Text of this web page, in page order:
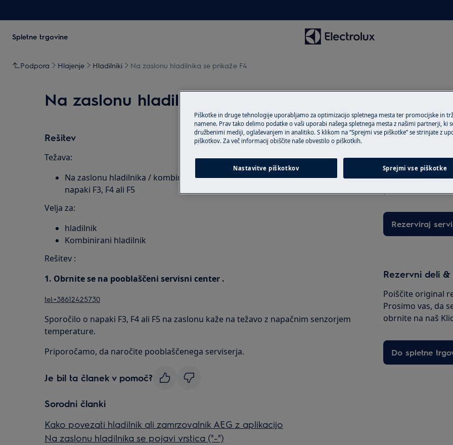
Spletne trgovine
Podpora Hlajenje Hladilniki Na zaslonu hladilnika se prikaže F4
Na zaslonu hladilnika se prikaže F4
Rešitev
Težava:
Na zaslonu hladilnika / kombiniranega hladilnika se prikaže sporočilo o
napaki F3, F4 ali F5
Velja za:
hladilnik
Kombinirani hladilnik
Rešitev :
1. Obrnite se na pooblaščeni servisni center .
tel:+38612425730
Sporočilo o napaki F3, F4 ali F5 na zaslonu kaže na težavo z napačnim senzorjem
temperature.
Priporočamo, da naročite pooblaščenega serviserja.
Je bil ta članek v pomoč?
Sorodni članki
Kako povezati hladilnik ali zamrzovalnik AEG z aplikacijo
Na zaslonu hladilnika se pojavi vrstica ("-")
Ali imate težavo,
Dogovorite se za
Rezerviraj
Rezervni deli
Poiščite original
Prosimo vas, da
obrnite na naš
Do spletne
Piškotke in druge tehnologije uporabljamo za optimizacijo spletnega mesta ter promocijske in
namene. Prav tako delimo podatke o vaši uporabi našega spletnega mesta z našimi partnerji, ki
družbenimi mediji, oglaševanjem in analitiko. S klikom na “Sprejmi vse piškotke” se strinjate z
piškotkov. Za več informacij obiščite naše obvestilo o piškotkih.
Nastavitve piškotkov Sprejmi vse piškotke